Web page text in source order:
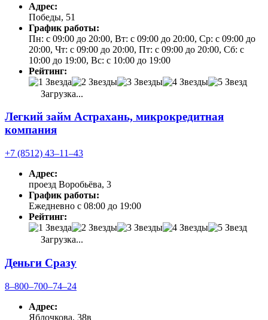
Адрес:
Победы, 51
График работы:
Пн: с 09:00 до 20:00, Вт: с 09:00 до 20:00, Ср: с 09:00 до
20:00, Чт: с 09:00 до 20:00, Пт: с 09:00 до 20:00, Сб: с
10:00 до 19:00, Вс: с 10:00 до 19:00
Рейтинг:
Загрузка...
Легкий займ Астрахань, микрокредитная
компания
+7 (8512) 43‒11‒43
Адрес:
проезд Воробьёва, 3
График работы:
Ежедневно с 08:00 до 19:00
Рейтинг:
Загрузка...
Деньги Сразу
8‒800‒700‒74‒24
Адрес:
Яблочкова, 38в